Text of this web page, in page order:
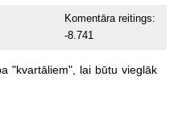
Komentāra reitings:
-8.741
"kvartāliem", lai būtu vieglāk